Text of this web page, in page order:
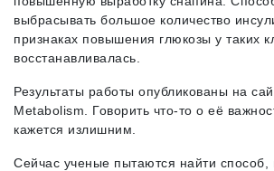
выбрасывать большое количество
признаках повышения глюкозы у таких
восстанавливалась.
Результаты работы опубликованы на
Metabolism. Говорить что-то о её
кажется излишним.
Сейчас ученые пытаются найти